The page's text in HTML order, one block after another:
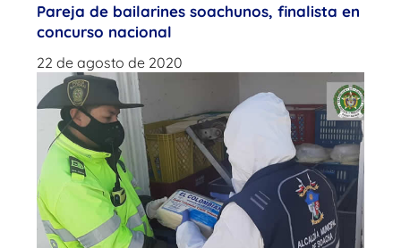
Pareja de bailarines soachunos, finalista en
concurso nacional
22 de agosto de 2020